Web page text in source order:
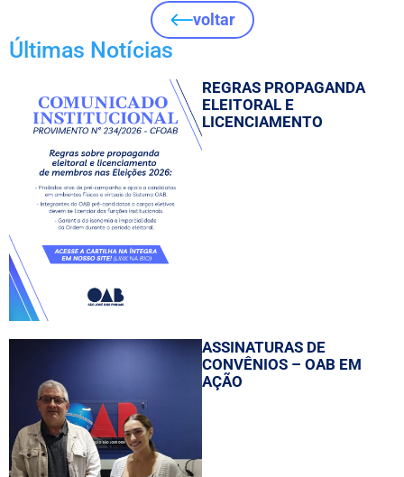
voltar
Últimas Notícias
REGRAS PROPAGANDA
ELEITORAL E
LICENCIAMENTO
ASSINATURAS DE
CONVÊNIOS – OAB EM
AÇÃO